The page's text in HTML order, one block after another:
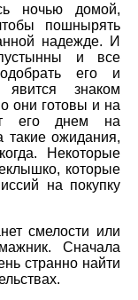
ночью домой,
пошнырять
надежде. И
и все
его и
явится знаком
они готовы и на
его днем на
ожидания,
Некоторые
которые
на покупку
смелости или
Сначала
странно найти